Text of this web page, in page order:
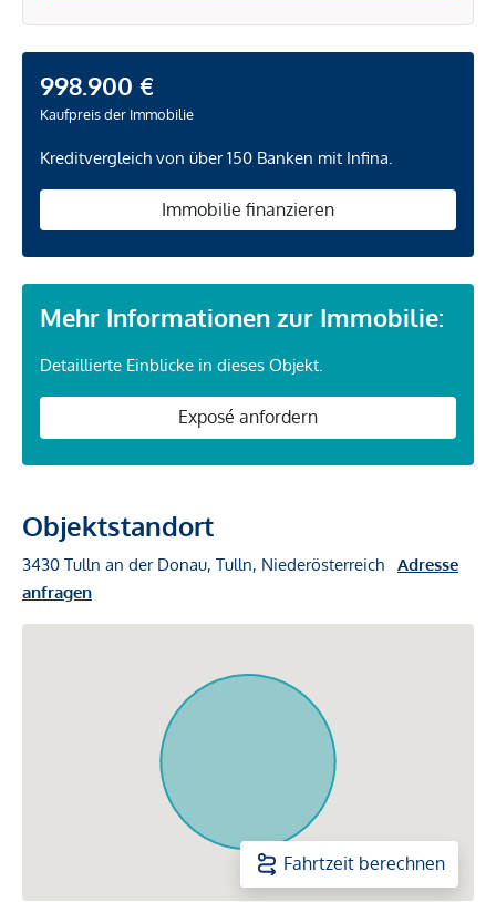
998.900 €
Kaufpreis der Immobilie
Kreditvergleich von über 150 Banken mit Infina.
Immobilie finanzieren
Mehr Informationen zur Immobilie:
Detaillierte Einblicke in dieses Objekt.
Exposé anfordern
Objektstandort
3430 Tulln an der Donau, Tulln, Niederösterreich
Adresse
anfragen
Fahrtzeit berechnen